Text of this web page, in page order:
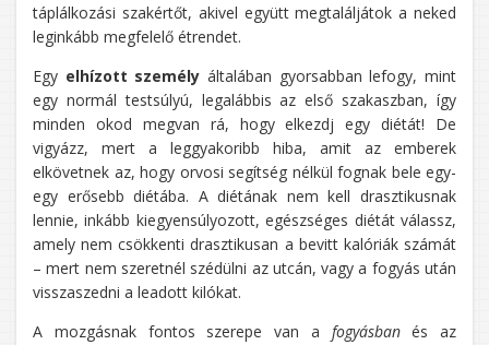
táplálkozási szakértőt, akivel együtt megtaláljátok a neked
leginkább megfelelő étrendet.
Egy elhízott személy általában gyorsabban lefogy, mint
egy normál testsúlyú, legalábbis az első szakaszban, így
minden okod megvan rá, hogy elkezdj egy diétát! De
vigyázz, mert a leggyakoribb hiba, amit az emberek
elkövetnek az, hogy orvosi segítség nélkül fognak bele egy-
egy erősebb diétába. A diétának nem kell drasztikusnak
lennie, inkább kiegyensúlyozott, egészséges diétát válassz,
amely nem csökkenti drasztikusan a bevitt kalóriák számát
– mert nem szeretnél szédülni az utcán, vagy a fogyás után
visszaszedni a leadott kilókat.
A mozgásnak fontos szerepe van a fogyásbanés az